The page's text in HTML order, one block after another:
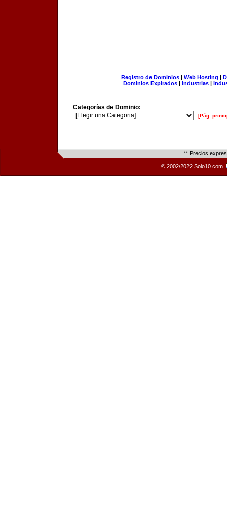
Registro de Dominios| Web Hosting |
Dominios Expirados | Industrias |
Categorías de Dominio:
[Pág.
** Precios
© 2002/2022 Solo10.com